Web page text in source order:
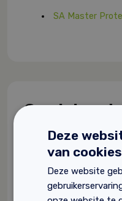
SA Master
Deze
van
Deze website